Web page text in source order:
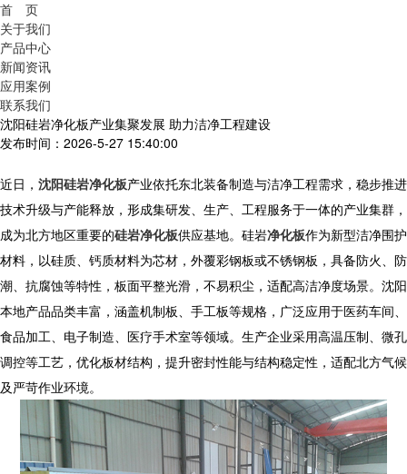
首 页
关于我们
产品中心
新闻资讯
应用案例
联系我们
沈阳硅岩净化板产业集聚发展 助力洁净工程建设
发布时间：2026-5-27 15:40:00
近日， 沈阳硅岩净化板产业依托东北装备制造与洁净工程需求，稳步推进
技术升级与产能释放，形成集研发、生产、工程服务于一体的产业集群，
成为北方地区重要的硅岩净化板供应基地。 硅岩净化板作为新型洁净围护
材料，以硅质、钙质材料为芯材，外覆彩钢板或不锈钢板，具备防火、防
潮、抗腐蚀等特性，板面平整光滑，不易积尘，适配高洁净度场景。沈阳
本地产品品类丰富，涵盖机制板、手工板等规格，广泛应用于医药车间、
食品加工、电子制造、医疗手术室等领域。生产企业采用高温压制、微孔
调控等工艺，优化板材结构，提升密封性能与结构稳定性，适配北方气候
及严苛作业环境。